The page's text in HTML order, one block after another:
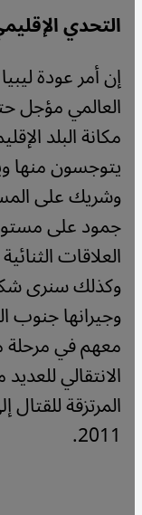
التحدي
إن أمر عودة
العالمي مؤجل
مكانة البلد
يتوجسون منها
وشريك على
جمود على
العلاقات
وكذلك سنرى
وجيرانها جنوب
معهم في مرحلة
الانتقالي
المرتزقة
2011.